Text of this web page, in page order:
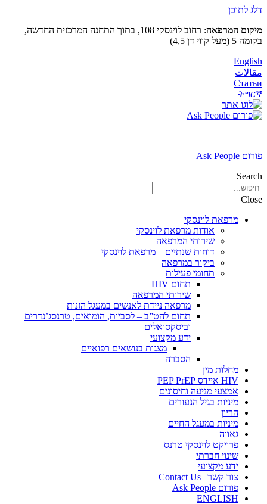
דלג לתוכן
מיקום המרפאה
: רחוב לוינסקי 108, בתוך התחנה המרכזית החדשה,
בקומה 5 (מעל קווי דן 4,5)
English
مقالات
Статьи
ትግርኛ
פורום Ask People
Search
Close
מרפאת לוינסקי
אודות מרפאת לוינסקי
שירותי המרפאה
דוחות שנתיים – מרפאת לוינסקי
ביקור במרפאה
תחומי פעילות
תחום HIV
שירותי המרפאה
מרפאה ניידת לאנשים במעגל הזנות
תחום להט”ב – לסביות, הומואים, טרנסג’נדרים
וביסקסואלים
ידע מקצועי
מצגות בנושאים רפואיים
הסברה
מחלות מין
HIV איידס PEP PrEP
אמצעי מניעה וחיסונים
מיניות בגיל הנעורים
הריון
מיניות במעגל החיים
גאווה
פרויקט לוינסקי טרנס
שינוי חברתי
ידע מקצועי
צור קשר | Contact Us
פורום Ask People
ENGLISH